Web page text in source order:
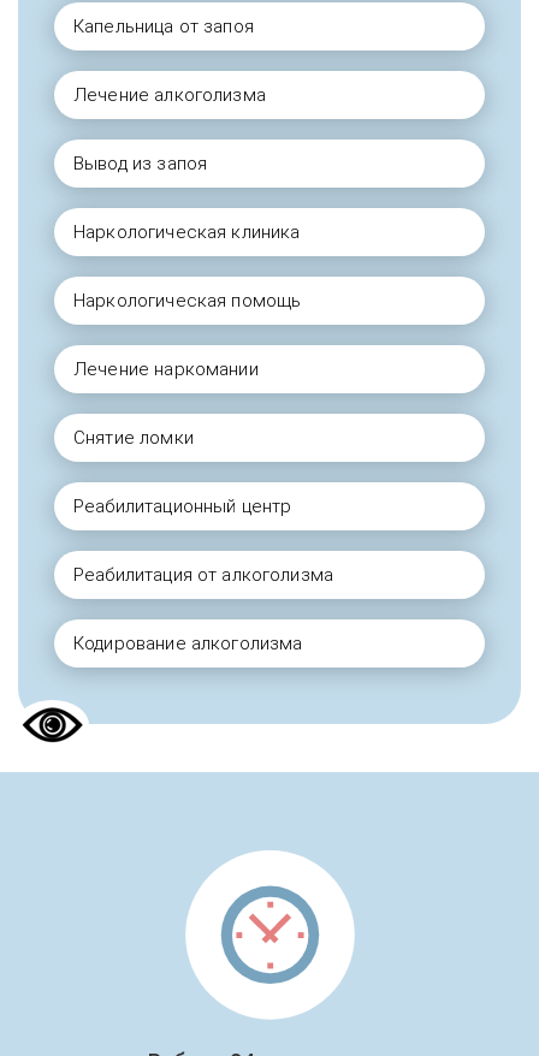
Капельница от запоя
Лечение алкоголизма
Вывод из запоя
Наркологическая клиника
Наркологическая помощь
Лечение наркомании
Снятие ломки
Реабилитационный центр
Реабилитация от алкоголизма
Кодирование алкоголизма